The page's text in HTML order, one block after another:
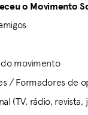
o Movimento
do movimento
/ Formadores de
(TV, rádio, revista,